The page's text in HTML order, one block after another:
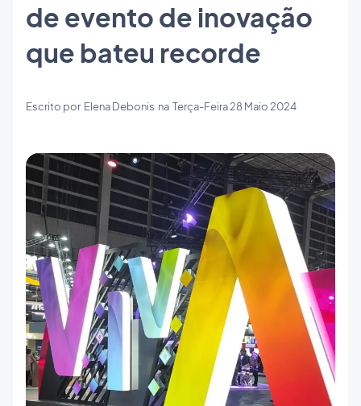
de evento de inovação
que bateu recorde
Escrito por Elena Debonis na Terça-Feira 28 Maio 2024